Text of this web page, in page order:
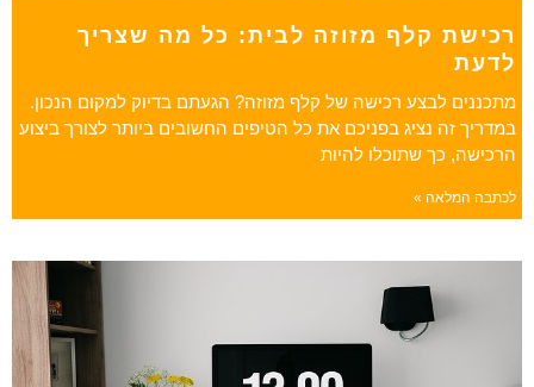
רכישת קלף מזוזה לבית: כל מה שצריך
לדעת
מתכננים לבצע רכישה של קלף מזוזה? הגעתם בדיוק למקום הנכון.
במדריך זה נציג בפניכם את כל הטיפים החשובים ביותר לצורך ביצוע
הרכישה, כך שתוכלו להיות
לכתבה המלאה »